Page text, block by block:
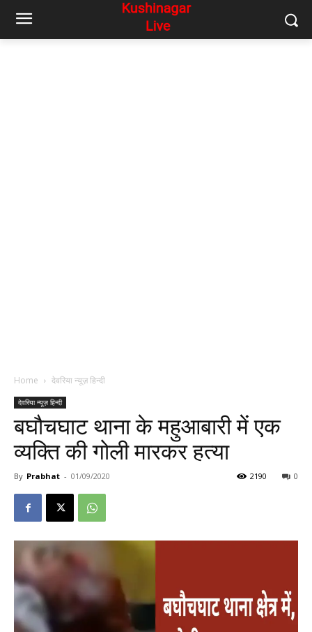
Home देवरिया न्यूज़ हिन्दी
देवरिया न्यूज़ हिन्दी
बघौचघाट थाना के महुआबारी में एक
व्यक्ति की गोली मारकर हत्या
By Prabhat - 01/09/2020 0
2190